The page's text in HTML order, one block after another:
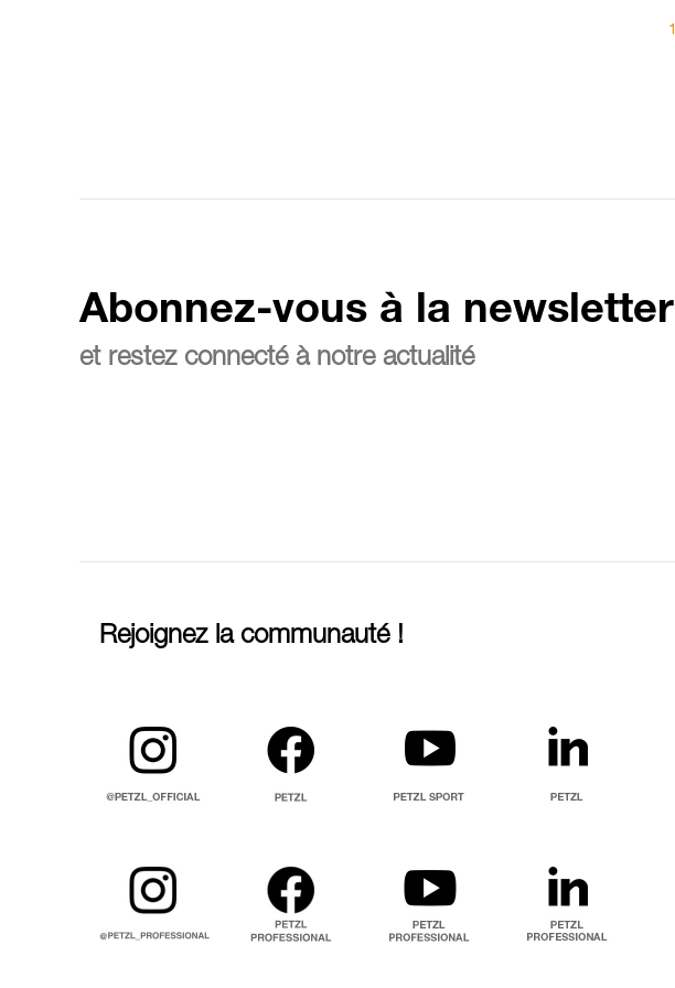
1
Abonnez-vous à la newsletter
et restez connecté à notre actualité
Rejoignez la communauté !